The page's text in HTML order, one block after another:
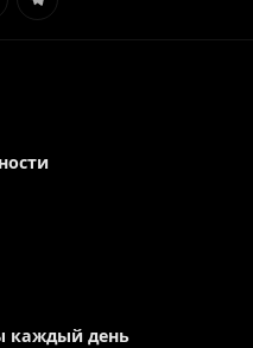
Элемент
каждый день